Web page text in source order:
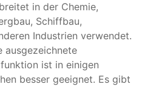
in der Chemie,
Schiffbau,
Industrien verwendet.
ausgezeichnete
ist in einigen
besser geeignet. Es gibt